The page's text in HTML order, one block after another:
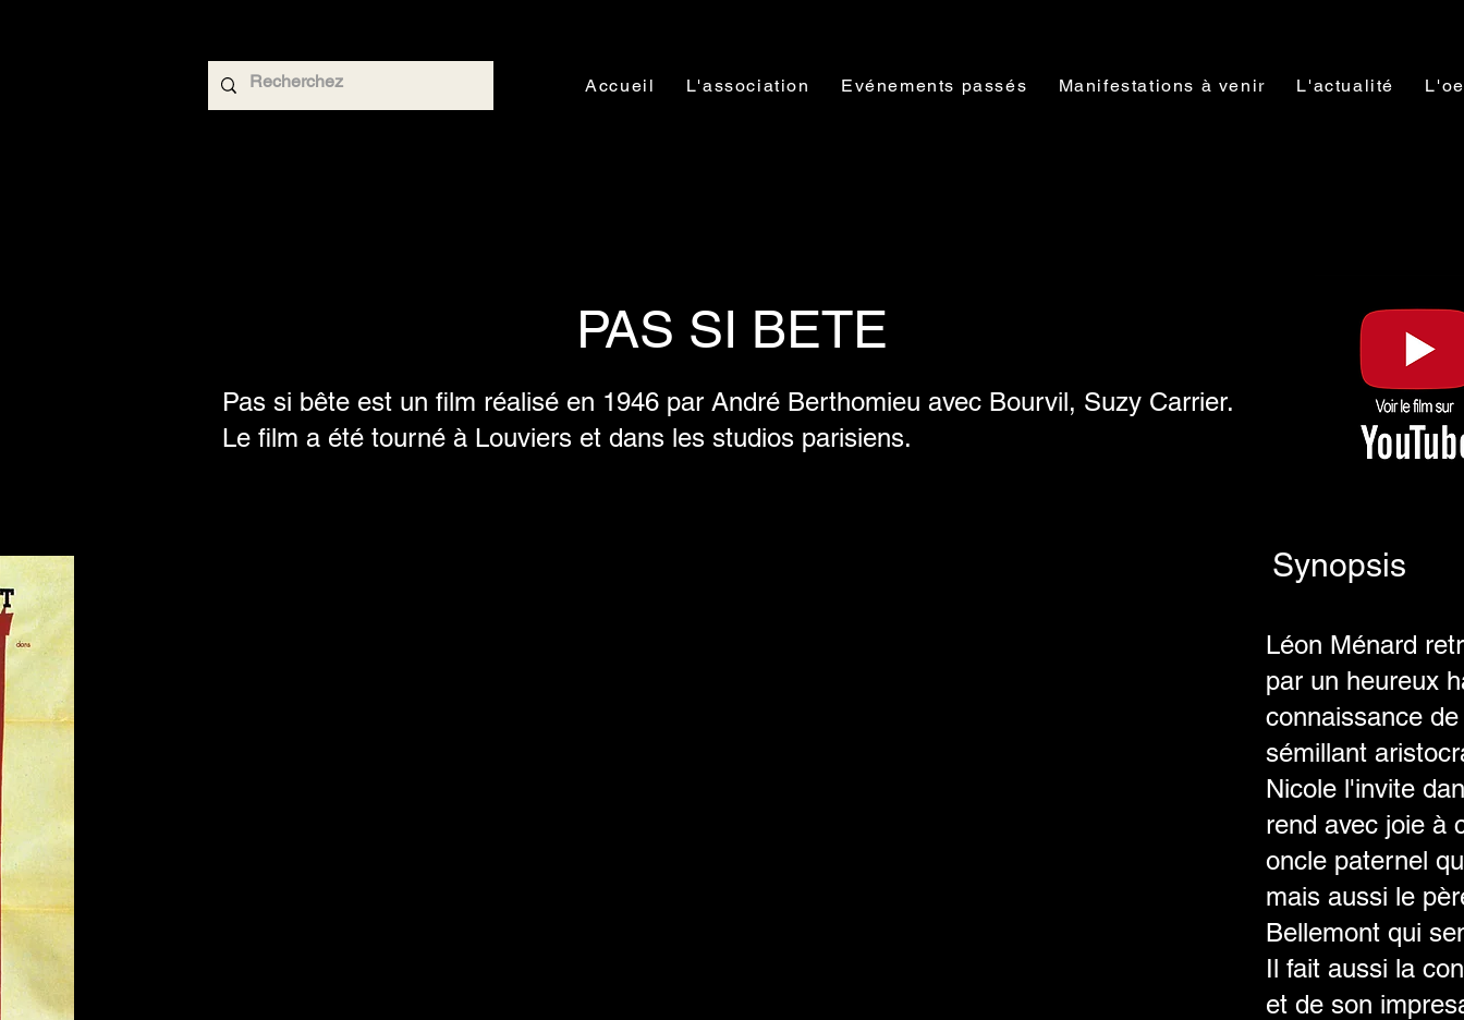
Accueil L'association Evénements passés Manifestations à venir L'actualité
PAS SI BETE
Pas si bête est un film réalisé en 1946 par André Berthomieu avec Bourvil, Suzy Carrier.
Le film a été tourné à Louviers et dans les studios parisiens.
Synopsis
Léon Ménard
par un heureux
connaissance
sémillant
Nicole l'invite
rend avec joie à
oncle paternel
mais aussi le
Bellemont qui
Il fait aussi la
et de son